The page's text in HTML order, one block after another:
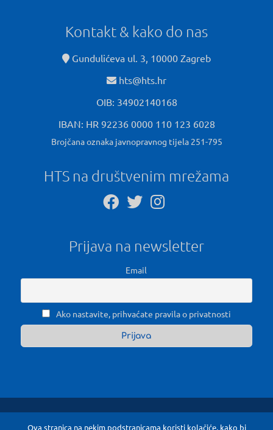
Kontakt & kako do nas
Gundulićeva ul. 3, 10000 Zagreb
hts@hts.hr
OIB: 34902140168
IBAN: HR 92236 0000 110 123 6028
Brojčana oznaka javnopravnog tijela 251-795
HTS na društvenim mrežama
Prijava na newsletter
Email
Ako nastavite, prihvaćate pravila o privatnosti
Ova stranica na nekim podstranicama koristi kolačiće, kako bi